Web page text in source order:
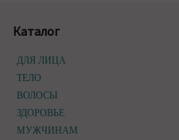
Каталог
ДЛЯ ЛИЦА
ТЕЛО
ВОЛОСЫ
ЗДОРОВЬЕ
МУЖЧИНАМ